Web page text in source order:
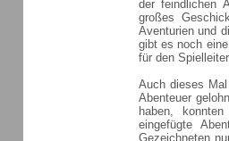
der feindlichen
großes
Aventurien und
gibt es noch
für den
Auch dieses
Abenteuer
haben,
eingefügte
Gezeichneten